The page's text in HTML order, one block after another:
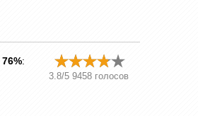
76%:
3.8/5 9458 голосов